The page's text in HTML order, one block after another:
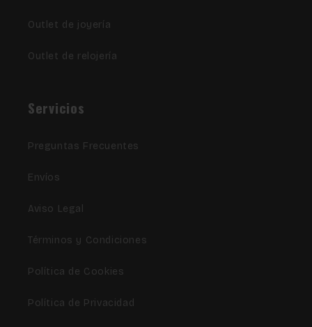
Outlet de joyería
Outlet de relojería
Servicios
Preguntas Frecuentes
Envíos
Aviso Legal
Términos y Condiciones
Política de Cookies
Política de Privacidad